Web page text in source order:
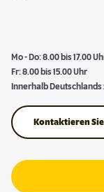
Mo - Do: 8.00 bis 17.00
Fr: 8.00 bis 15.00 Uhr
Innerhalb
Kontaktieren